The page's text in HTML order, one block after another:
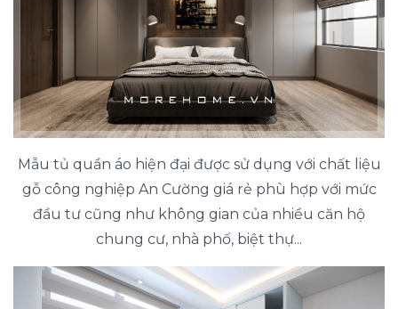
Mẫu tủ quần áo hiện đại được sử dụng với chất liệu
gỗ công nghiệp An Cường giá rẻ phù hợp với mức
đầu tư cũng như không gian của nhiều căn hộ
chung cư, nhà phố, biệt thự...